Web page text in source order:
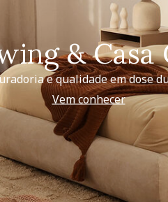
& Casa
e qualidade em dose
Vem conhecer